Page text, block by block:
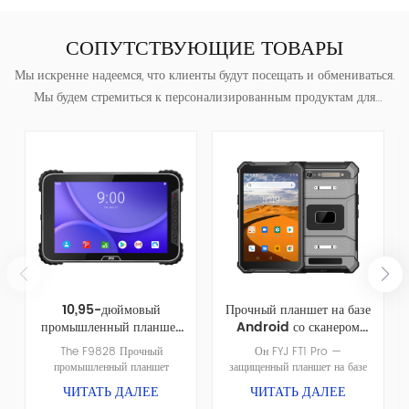
СОПУТСТВУЮЩИЕ ТОВАРЫ
Мы искренне надеемся, что клиенты будут посещать и обмениваться.
Мы будем стремиться к персонализированным продуктам для
10,95-дюймовый
промышленный планшет
на базе Android 14 для
производства
The F9828 Прочный
промышленный планшет
Snapdragon 6-ядерный,
ЧИТАТЬ ДАЛЕЕ
Прочный планшет на базе
Android со сканером
штрихкодов Honeywell
для управления складом.
Он FYJ FT1 Pro —
защищенный планшет на базе
штрихкодов Honeywell 2D
ЧИТАТЬ ДАЛЕЕ